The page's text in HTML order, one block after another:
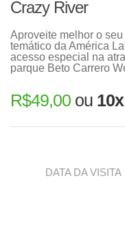
Crazy River
Aproveite melhor o
temático da América
acesso especial na
parque Beto Carrero
R$49,00 ou
DATA DA VISITA